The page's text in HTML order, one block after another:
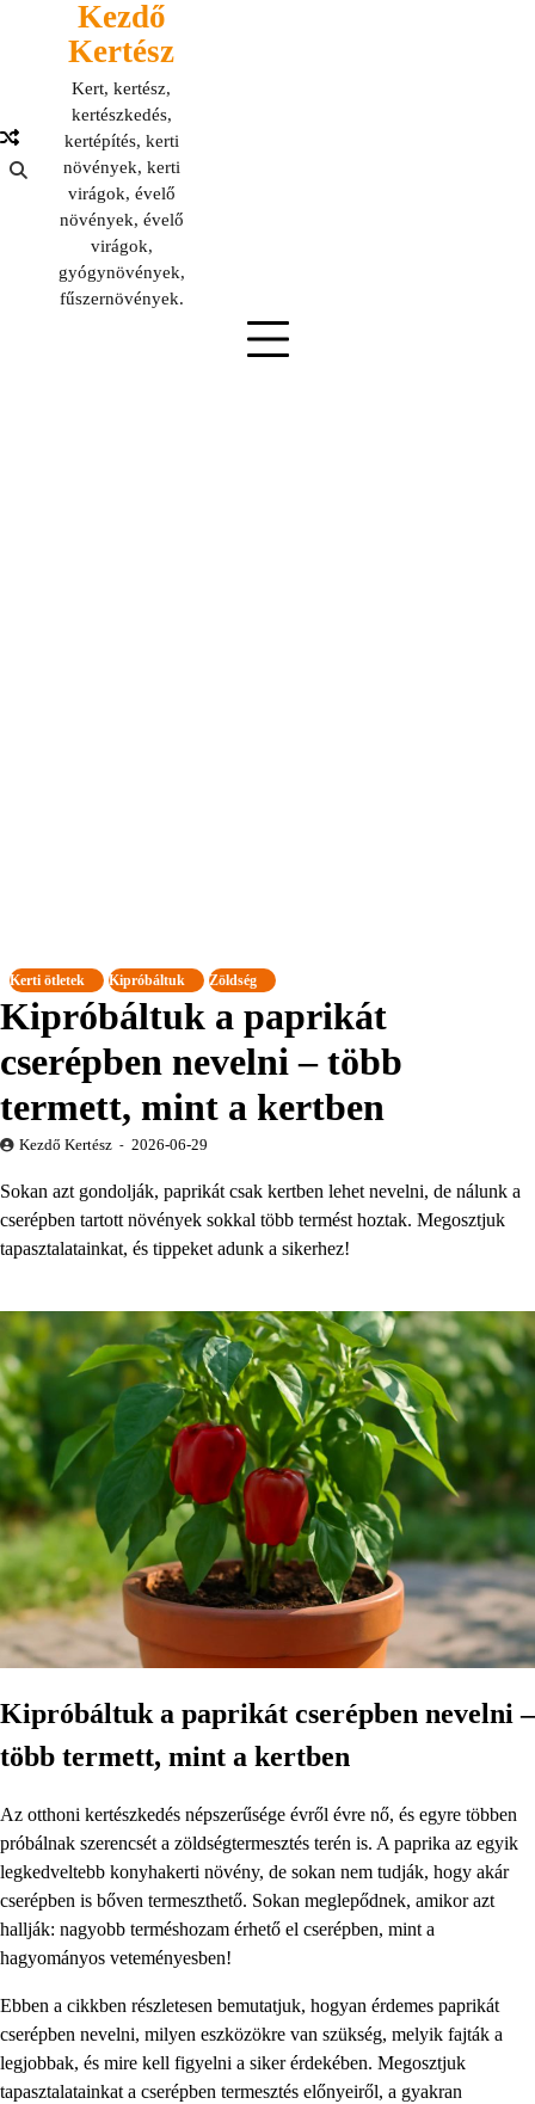
Kezdő
Kertész
Kert, kertész,
kertészkedés,
kertépítés, kerti
növények, kerti
virágok, évelő
növények, évelő
virágok,
gyógynövények,
fűszernövények.
Kerti ötletek Kipróbáltuk Zöldség
Kipróbáltuk a paprikát
cserépben nevelni – több
termett, mint a kertben
Kezdő Kertész 2026-06-29
Sokan azt gondolják, paprikát csak kertben lehet nevelni, de nálunk a
cserépben tartott növények sokkal több termést hoztak. Megosztjuk
tapasztalatainkat, és tippeket adunk a sikerhez!
Kipróbáltuk a paprikát cserépben nevelni –
több termett, mint a kertben
Az otthoni kertészkedés népszerűsége évről évre nő, és egyre többen
próbálnak szerencsét a zöldségtermesztés terén is. A paprika az egyik
legkedveltebb konyhakerti növény, de sokan nem tudják, hogy akár
cserépben is bőven termeszthető. Sokan meglepődnek, amikor azt
hallják: nagyobb terméshozam érhető el cserépben, mint a
hagyományos veteményesben!
Ebben a cikkben részletesen bemutatjuk, hogyan érdemes paprikát
cserépben nevelni, milyen eszközökre van szükség, melyik fajták a
legjobbak, és mire kell figyelni a siker érdekében. Megosztjuk
tapasztalatainkat a cserépben termesztés előnyeiről, a gyakran